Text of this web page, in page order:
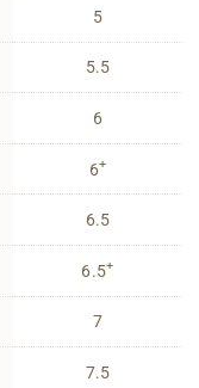
5
5.5
6
6+
6.5
6.5+
7
7.5